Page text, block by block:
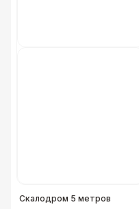
Скалодром 5 метров